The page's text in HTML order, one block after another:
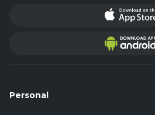
Personal